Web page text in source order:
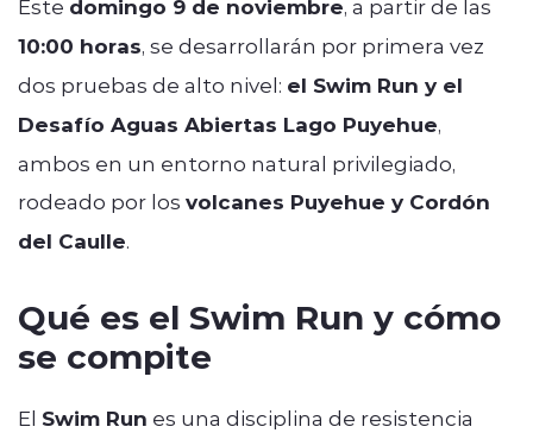
Este domingo 9 de noviembre, a partir de las
10:00 horas, se desarrollarán por primera vez
dos pruebas de alto nivel: el Swim Run y el
Desafío Aguas Abiertas Lago Puyehue,
ambos en un entorno natural privilegiado,
rodeado por los volcanes Puyehue y Cordón
del Caulle.
Qué es el Swim Run y cómo
se compite
El Swim Run es una disciplina de resistencia